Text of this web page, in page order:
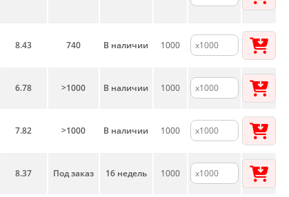
8.43 740 В наличии 1000
6.78 >1000 В наличии 1000
7.82 >1000 В наличии 1000
8.37 Под заказ 16 недель 1000